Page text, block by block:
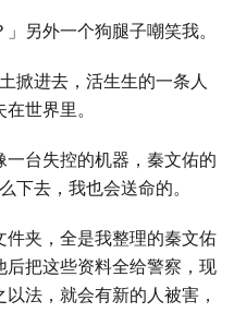
另外一个狗腿子嘲笑我。
掀进去，活生生的一条人
世界里。
台失控的机器，秦文佑的
下去，我也会送命的。
夹，全是我整理的秦文佑
把这些资料全给警察，现
法，就会有新的人被害，